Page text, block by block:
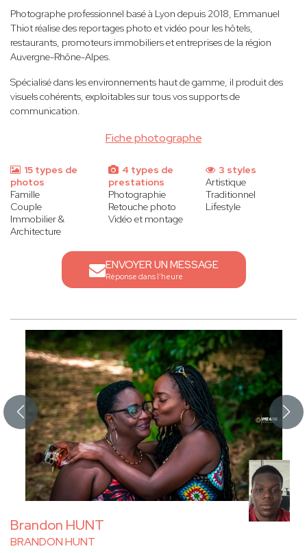
Fiche photographe
Photographe professionnel basé à Lyon depuis 2018, Emmanuel
Thiot réalise des reportages photo et vidéo pour les hôtels,
restaurants, promoteurs immobiliers et entreprises de la région
Auvergne-Rhône-Alpes.
Spécialisé dans les environnements haut de gamme, il produit des
visuels cohérents, exploitables sur tous vos supports de
communication.
15 types de
photos
Famille
Couple
Immobilier &
Architecture
4 types de
prestations
Photographie
Retouche photo
Vidéo et montage
3 styles
Artistique
Traditionnel
Lifestyle
ENVOYER UN MESSAGE
Réponse dans l'heure
Brandon HUNT
BRANDON HUNT